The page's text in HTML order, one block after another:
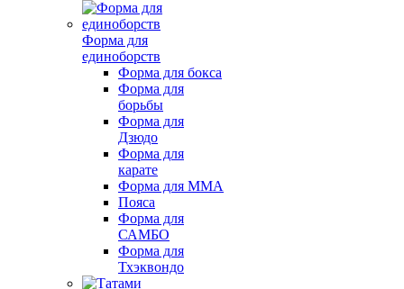
Форма для
единоборств
Форма для бокса
Форма для
борьбы
Форма для
Дзюдо
Форма для
карате
Форма для MMA
Пояса
Форма для
САМБО
Форма для
Тхэквондо